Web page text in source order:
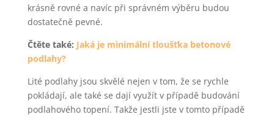
krásně rovné a navíc při správném výběru budou
dostatečně pevné.
Čtěte také: Jaká je minimální tloušťka betonové
podlahy?
Lité podlahy jsou skvělé nejen v tom, že se rychle
pokládají, ale také se dají využít v případě budování
podlahového topení. Takže jestli jste v tomto případě